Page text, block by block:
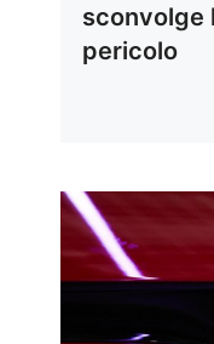
sconvolge
pericolo